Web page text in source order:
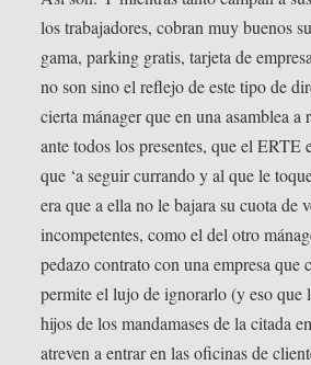
los trabajadores, cobran muy buenos
gama, parking gratis, tarjeta de
no son sino el reflejo de este tipo de
cierta mánager que en una asamblea
ante todos los presentes, que el ERTE
que ‘a seguir currando y al que le
era que a ella no le bajara su cuota de
incompetentes, como el del otro
pedazo contrato con una empresa que
permite el lujo de ignorarlo (y eso que
hijos de los mandamases de la citada
atreven a entrar en las oficinas de